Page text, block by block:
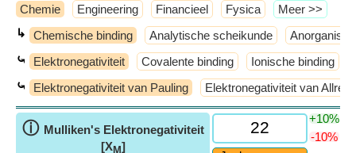
Chemie Engineering Financieel Fysica ​Meer >>
↳ Chemische binding Analytische scheikunde
⤿ Elektronegativiteit Covalente binding Ionische binding
⤿ Elektronegativiteit van Pauling Elektronegativiteit van Allred
ⓘ Mulliken's Elektronegativiteit
[XM]
+10%
-10%